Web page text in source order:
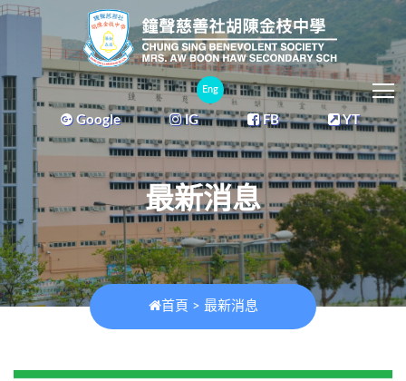
Eng
Google IG FB YT
最新消息
首頁 > 最新消息